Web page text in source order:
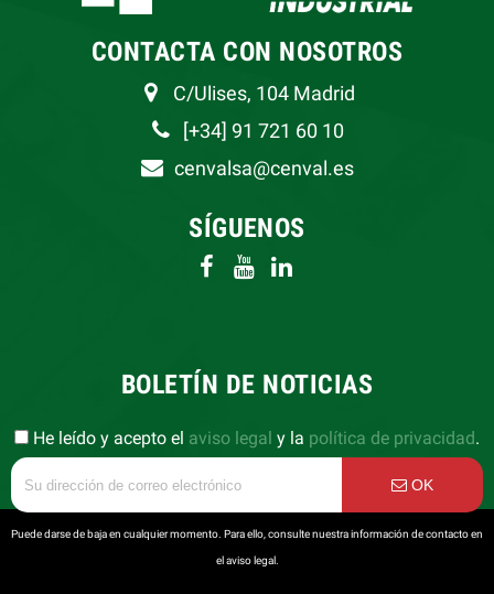
CONTACTA CON NOSOTROS
C/Ulises, 104 Madrid
[+34] 91 721 60 10
cenvalsa@cenval.es
SÍGUENOS
BOLETÍN DE NOTICIAS
He leído y acepto el aviso legal y la política de privacidad.
OK
Puede darse de baja en cualquier momento. Para ello, consulte nuestra información de contacto en
el aviso legal.